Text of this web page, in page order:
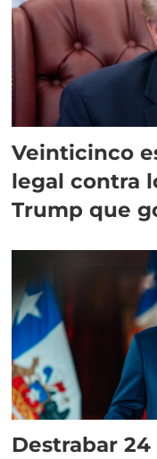
Veinticinco
legal contra
Trump que
Destrabar